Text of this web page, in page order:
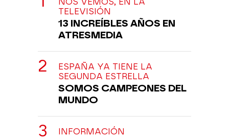
TELEVISIÓN
13 INCREÍBLES AÑOS EN
ATRESMEDIA
ESPAÑA YA TIENE LA
SEGUNDA ESTRELLA
SOMOS CAMPEONES DEL
MUNDO
INFORMACIÓN